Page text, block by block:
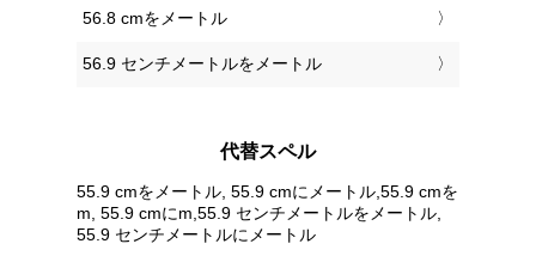
56.8 cmをメートル
56.9 センチメートルをメートル
代替スペル
55.9 cmをメートル, 55.9 cmにメートル,55.9 cmを
m, 55.9 cmにm,55.9 センチメートルをメートル,
55.9 センチメートルにメートル